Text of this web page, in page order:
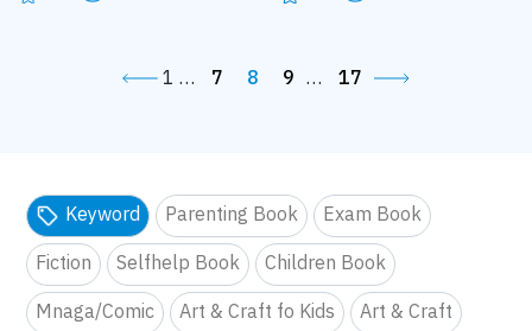
1 … 7 8 9 … 17
Keyword Parenting Book
Exam Book
Fiction
Selfhelp Book
Children Book
Mnaga/Comic
Art & Craft fo Kids
Art & Craft